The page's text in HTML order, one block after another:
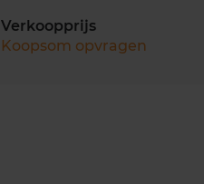
Verkoopprijs
Koopsom opvragen